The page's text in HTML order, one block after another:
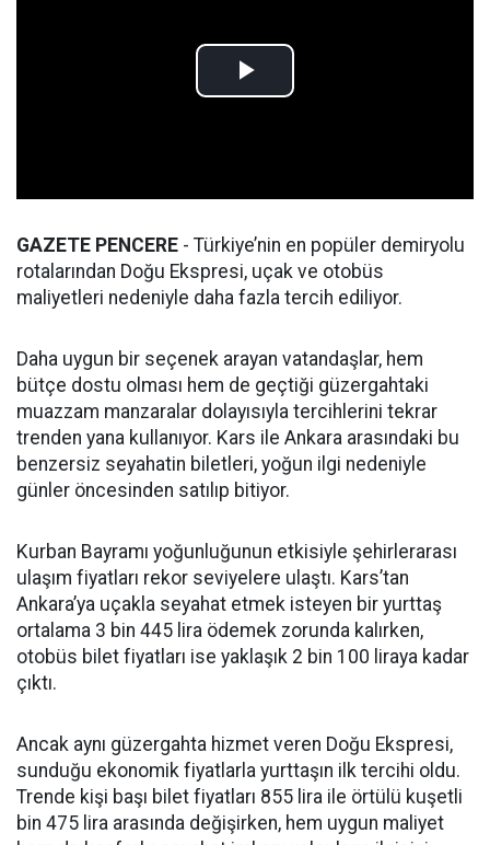
GAZETE PENCERE - Türkiye’nin en popüler demiryolu
rotalarından Doğu Ekspresi, uçak ve otobüs
maliyetleri nedeniyle daha fazla tercih ediliyor.
Daha uygun bir seçenek arayan vatandaşlar, hem
bütçe dostu olması hem de geçtiği güzergahtaki
muazzam manzaralar dolayısıyla tercihlerini tekrar
trenden yana kullanıyor. Kars ile Ankara arasındaki bu
benzersiz seyahatin biletleri, yoğun ilgi nedeniyle
günler öncesinden satılıp bitiyor.
Kurban Bayramı yoğunluğunun etkisiyle şehirlerarası
ulaşım fiyatları rekor seviyelere ulaştı. Kars’tan
Ankara’ya uçakla seyahat etmek isteyen bir yurttaş
ortalama 3 bin 445 lira ödemek zorunda kalırken,
otobüs bilet fiyatları ise yaklaşık 2 bin 100 liraya kadar
çıktı.
Ancak aynı güzergahta hizmet veren Doğu Ekspresi,
sunduğu ekonomik fiyatlarla yurttaşın ilk tercihi oldu.
Trende kişi başı bilet fiyatları 855 lira ile örtülü kuşetli
bin 475 lira arasında değişirken, hem uygun maliyet